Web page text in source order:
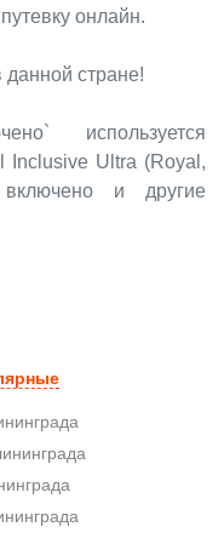
онлайн.
стране!
используется
Inclusive Ultra (Royal,
и другие